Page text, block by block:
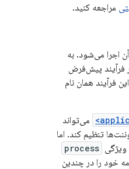
مراجعه کنید.
اجرا می‌شود. به
فرآیند پیش‌فرض
فرآیند همان نام
می‌تواند
تنظیم کند. اما
ویژگی process
خود را در چندین